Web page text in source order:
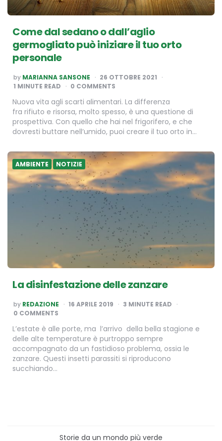
Come dal sedano o dall’aglio
germogliato può iniziare il tuo orto
personale
POSTED
BY
by MARIANNA SANSONE
26 OTTOBRE 2021
1 MINUTE READ 0 COMMENTS
Nuova vita agli scarti alimentari. La differenza
fra rifiuto e risorsa, molto spesso, è una questione di
prospettiva. Con quello che hai nel frigorifero, e che
dovresti buttare nell’umido, puoi creare il tuo orto in…
AMBIENTE NOTIZIE
La disinfestazione delle zanzare
POSTED
BY
by REDAZIONE 16 APRILE 2019 3 MINUTE READ
0 COMMENTS
L’estate è alle porte, ma l’arrivo della bella stagione e
delle alte temperature è purtroppo sempre
accompagnato da un fastidioso problema, ossia le
zanzare. Questi insetti parassiti si riproducono
succhiando…
Storie da un mondo più verde